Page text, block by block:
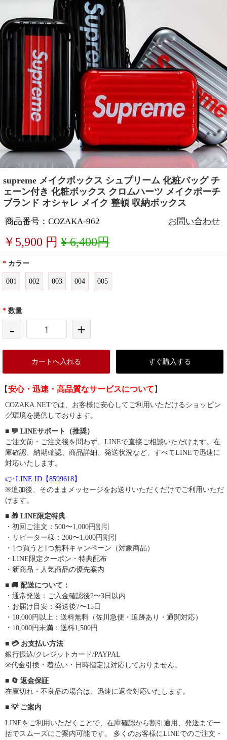
supreme メイクボックス シュプリーム 化粧バッグ チ
ェーン付き 化粧ボックス クロムハーツ メイクポーチ
ブランド オシャレ メイク 整頓 収納ボックス
商品番号：COZAKA-962 お問い合わせ
￥ 5,900 円 ¥ 6,400円
* カラー
001 002 003 004 005
* 数量
- +
カートへ入れる すぐ購入する
【安心・迅速・高品質なサービスについて 】
COZAKA.NETでは、お客様に安心してご利用いただけるショッピン
グ環境を提供しております。
■ 💬 LINEサポート（推奨）
ご注文前・ご注文後を問わず、LINEで直接ご相談いただけます。在
庫確認、納期確認、商品詳細、発送状況など、すべてLINEで迅速に
対応いたします。
👉 LINE ID【8599618】
※追加後、そのままメッセージをお送りいただくだけでご利用いただ
けます。
■ 🎁 LINE限定特典
・初回ご注文：500〜1,000円割引
・リピーター様：200〜1,000円割引
・1つ買うと1つ無料キャンペーン（対象商品）
・LINE限定クーポン・特典配布
・新商品・人気商品の優先案内
■ 🚚 配送について：
・通常発送：ご入金確認後2〜3日以内
・お届け目安：発送後7〜15日
・10,000円以上：送料無料（佐川急便・追跡あり・通関対応）
・10,000円未満：送料1,500円
■ 💳 お支払い方法
銀行振込/クレジットカード/PAYPAL
※代金引換・着払い・日時指定は対応しておりません。
■ 🔄 返金保証
在庫切れ・不良品の場合は、迅速に返金対応いたします。
■ 💡 ご案内
LINEをご利用いただくことで、在庫確認から割引適用、発送まで一
括でスムーズにご案内可能です。 多くのお客様にLINEでのご注文・